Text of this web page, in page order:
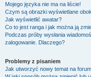
Mojego języka nie ma na liście!
Czym są obrazki wyświetlane
Jak wyświetlić awatar?
Co to jest ranga i jak można ją
Podczas próby wysłania
zalogowanie. Dlaczego?
Problemy z pisaniem
Jak utworzyć nowy temat na